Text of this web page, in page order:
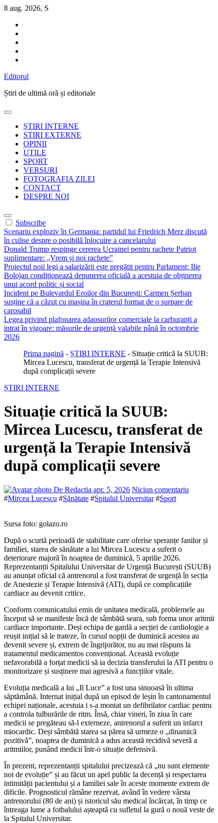
Sari
conținut
8 aug. 2026, S
Editorul
Știri de ultimă oră și editoriale
ȘTIRI INTERNE
STIRI EXTERNE
OPINII
UTILE
SPORT
VERSURI
FOTOGRAFIA ZILEI
CONTACT
DESPRE NOI
Subscribe
Scenariu exploziv în Germania: partidul lui Friedrich Merz discută
în culise despre o posibilă înlocuire a cancelarului
Donald Trump respinge cererea Ucrainei pentru rachete Patriot
suplimentare: „Vrem și noi rachete”
Proiectul noii legi a salarizării este pregătit pentru Parlament: Ilie
Bolojan condiționează depunerea oficială a acestuia de obținerea
unui acord politic și social
Incident pe Bulevardul Eroilor din București: Carmen Șerban
susține că a căzut cu mașina în craterul format de o surpare de
carosabil
Legea privind plafonarea adaosurilor comerciale la carburanți a
intrat în vigoare: măsurile de urgență valabile până în octombrie
2026
Prima pagină - ȘTIRI INTERNE - Situație critică la SUUB:
Mircea Lucescu, transferat de urgență la Terapie Intensivă
după complicații severe
ȘTIRI INTERNE
Situație critică la SUUB:
Mircea Lucescu, transferat de
urgență la Terapie Intensivă
după complicații severe
De Redactia apr. 5, 2026 Niciun comentariu
#Mircea Lucescu #Sănătate #Spitalul Universitar#Sport
Sursa foto: golazo.ro
După o scurtă perioadă de stabilitate care oferise speranțe fanilor și
familiei, starea de sănătate a lui Mircea Lucescu a suferit o
deteriorare majoră în noaptea de duminică, 5 aprilie 2026.
Reprezentanții Spitalului Universitar de Urgență București (SUUB)
au anunțat oficial că antrenorul a fost transferat de urgență în secția
de Anestezie și Terapie Intensivă (ATI), după ce complicațiile
cardiace au devenit critice.
Conform comunicatului emis de unitatea medicală, problemele au
început să se manifeste încă de sâmbătă seara, sub forma unor aritmii
cardiace importante. Deși echipa de gardă a secției de cardiologie a
reușit inițial să le trateze, în cursul nopții de duminică acestea au
devenit severe și, extrem de îngrijorător, nu au mai răspuns la
tratamentul medicamentos convențional. Această evoluție
nefavorabilă a forțat medicii să ia decizia transferului la ATI pentru o
monitorizare și susținere mai agresivă a funcțiilor vitale.
Evoluția medicală a lui „Il Luce” a fost una sinuoasă în ultima
săptămână. Internat inițial după un episod de leșin în cantonamentul
echipei naționale, acestuia i s-a montat un defibrilator cardiac pentru
a controla tulburările de ritm. Însă, chiar vineri, în ziua în care
medicii se pregăteau să-l externeze, antrenorul a suferit un infarct
miocardic. Deși sâmbătă starea sa părea să urmeze o „dinamică
pozitivă”, noaptea de duminică a adus această recidivă severă a
aritmiilor, punând medicii într-o situație defensivă.
În prezent, reprezentanții spitalului precizează că „nu sunt elemente
noi de evoluție” și au făcut un apel public la decență și respectarea
intimității pacientului și a familiei sale în aceste momente extrem de
dificile. Prognosticul rămâne rezervat, având în vedere vârsta
antrenorului (80 de ani) și istoricul său medical încărcat, în timp ce
întreaga lume a fotbalului așteaptă cu sufletul la gură o nouă veste de
la Spitalul Universitar.